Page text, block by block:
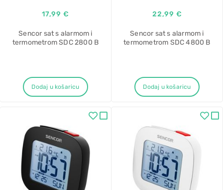
17,99 €
Sencor sat s alarmom i
termometrom SDC 2800 B
Dodaj u košaricu
22,99 €
Sencor sat s alarmom i
termometrom SDC 4800 B
Dodaj u košaricu